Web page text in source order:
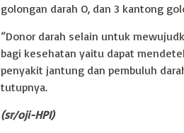
golongan darah O, dan 3 kantong
“Donor darah selain untuk
bagi kesehatan yaitu dapat
penyakit jantung dan pembuluh
tutupnya.
(sr/oji-HPI)